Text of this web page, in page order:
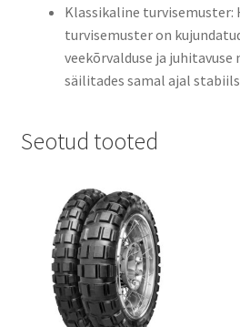
Klassikaline turvisemuster:
turvisemuster on
veekõrvalduse ja juhitavuse
säilitades samal ajal
Seotud tooted